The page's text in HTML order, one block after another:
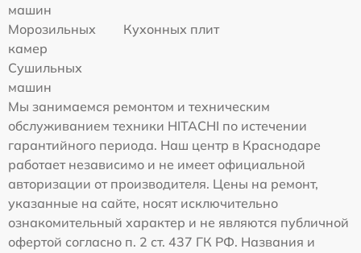
машин
Морозильных
камер
Кухонных плит
Сушильных
машин
Мы занимаемся ремонтом и техническим
обслуживанием техники HITACHI по истечении
гарантийного периода. Наш центр в Краснодаре
работает независимо и не имеет официальной
авторизации от производителя. Цены на ремонт,
указанные на сайте, носят исключительно
ознакомительный характер и не являются публичной
офертой согласно п. 2 ст. 437 ГК РФ. Названия и